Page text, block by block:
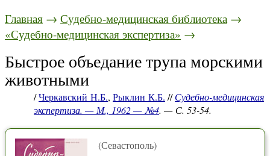
Главная → Судебно-медицинская библиотека →
«Судебно-медицинская экспертиза» →
Быстрое объедание трупа морскими
животными
/Черкавский Н.Б., Рыклин К.Б. //Судебно-медицинская
экспертиза. — М., 1962 — №4. — С. 53-54.
(Севастополь)